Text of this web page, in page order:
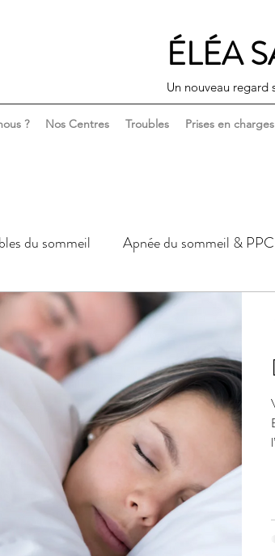
ÉLÉA
Un nouveau regard
? Nos Centres Troubles Prises en charges
du sommeil Apnée du sommeil & PPC
Sommeil, corps & santé